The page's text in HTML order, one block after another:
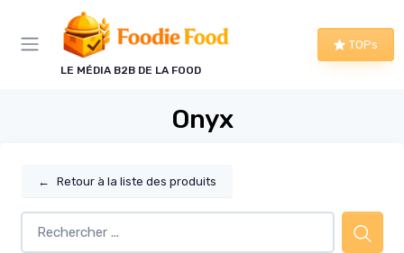
LE MÉDIA B2B DE LA FOOD
TOPs
Onyx
← Retour à la liste des produits
Panneau de gestion des cookies